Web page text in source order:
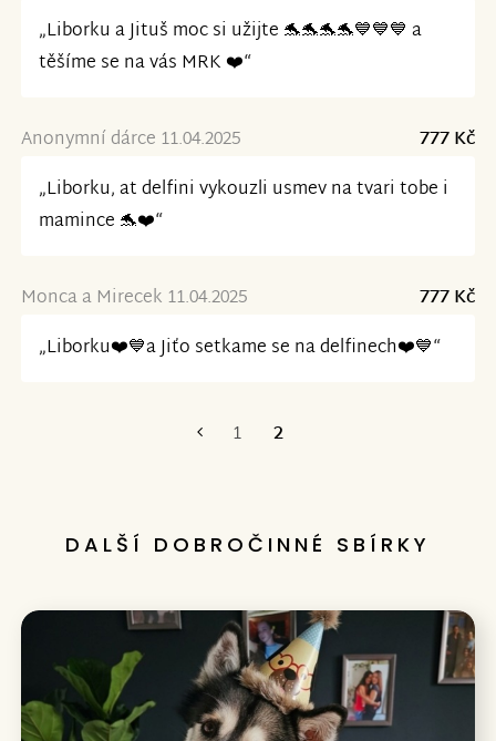
„Liborku a Jituš moc si užijte 🐬🐬🐬🐬💙💙💙 a
těšíme se na vás MRK ❤️“
Anonymní dárce 11.04.2025
777 Kč
„Liborku, at delfini vykouzli usmev na tvari tobe i
mamince 🐬❤️“
Monca a Mirecek 11.04.2025
777 Kč
„Liborku❤️💙a Jiťo setkame se na delfinech❤️💙“
1 2
DALŠÍ DOBROČINNÉ SBÍRKY